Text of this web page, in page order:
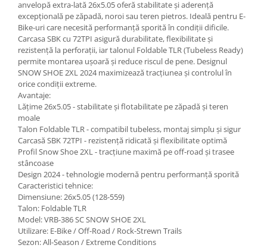
anvelopă extra-lată 26x5.05 oferă stabilitate și aderență
excepțională pe zăpadă, noroi sau teren pietros. Ideală pentru E-
Bike-uri care necesită performanță sporită în condiții dificile.
Carcasa SBK cu 72TPI asigură durabilitate, flexibilitate și
rezistență la perforații, iar talonul Foldable TLR (Tubeless Ready)
permite montarea ușoară și reduce riscul de pene. Designul
SNOW SHOE 2XL 2024 maximizează tracțiunea și controlul în
orice condiții extreme.
Avantaje:
Lățime 26x5.05 - stabilitate și flotabilitate pe zăpadă și teren
moale
Talon Foldable TLR - compatibil tubeless, montaj simplu și sigur
Carcasă SBK 72TPI - rezistență ridicată și flexibilitate optimă
Profil Snow Shoe 2XL - tracțiune maximă pe off-road și trasee
stâncoase
Design 2024 - tehnologie modernă pentru performanță sporită
Caracteristici tehnice:
Dimensiune: 26x5.05 (128-559)
Talon: Foldable TLR
Model: VRB-386 SC SNOW SHOE 2XL
Utilizare: E-Bike / Off-Road / Rock-Strewn Trails
Sezon: All-Season / Extreme Conditions